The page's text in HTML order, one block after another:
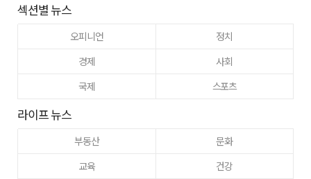
섹션별 뉴스
오피니언
정치
경제
사회
국제
스포츠
라이프 뉴스
부동산
문화
교육
건강